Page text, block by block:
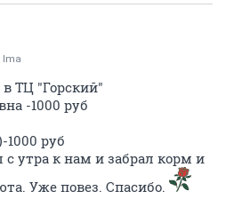
Ima
ТЦ "Горский"
-1000 руб
руб
с утра к нам и забрал корм и
Уже повез. Спасибо.